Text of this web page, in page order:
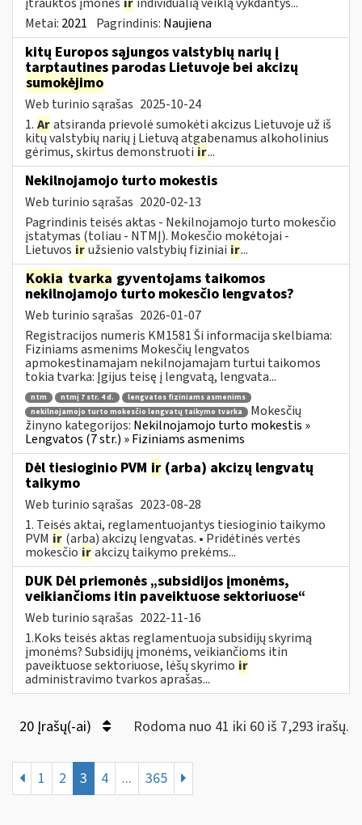
Metai: 2021 Pagrindinis: Naujiena
kitų Europos sąjungos valstybių narių į
tarptautines parodas Lietuvoje bei akcizų
sumokėjimo
Web turinio sąrašas 2025-10-24
1. Aratsiranda prievolė sumokėti akcizus Lietuvoje už iš
kitų valstybių narių į Lietuvą atgabenamus alkoholinius
gėrimus, skirtus demonstruoti ir...
Nekilnojamojo turto mokestis
Web turinio sąrašas 2020-02-13
Pagrindinis teisės aktas - Nekilnojamojo turto mokesčio
įstatymas (toliau - NTMĮ). Mokesčio mokėtojai -
Lietuvos iružsienio valstybių fiziniai ir...
Kokia tvarka gyventojams taikomos
nekilnojamojo turto mokesčio lengvatos?
Web turinio sąrašas 2026-01-07
Registracijos numeris KM1581 Ši informacija skelbiama:
Fiziniams asmenims Mokesčių lengvatos
apmokestinamajam nekilnojamajam turtui taikomos
tokia tvarka: Įgijus teisę į lengvatą, lengvata...
ntm ntmį 7 str. 4 d.
lengvatos fiziniams asmenims
nekilnojamojo turto mokesčio lengvatų taikymo tvarka
Mokesčių
žinyno kategorijos: Nekilnojamojo turto mokestis »
Lengvatos (7 str.) » Fiziniams asmenims
Dėl tiesioginio PVM ir (arba) akcizų lengvatų
taikymo
Web turinio sąrašas 2023-08-28
1. Teisės aktai, reglamentuojantys tiesioginio taikymo
PVM ir (arba) akcizų lengvatas. • Pridėtinės vertės
mokesčio irakcizų taikymo prekėms...
DUK Dėl priemonės „subsidijos įmonėms,
veikiančioms itin paveiktuose sektoriuose“
Web turinio sąrašas 2022-11-16
1.Koks teisės aktas reglamentuoja subsidijų skyrimą
įmonėms? Subsidijų įmonėms, veikiančioms itin
paveiktuose sektoriuose, lėšų skyrimo ir
administravimo tvarkos aprašas...
20 Įrašų(-ai) Rodoma nuo 41 iki 60 iš 7,293 irašų.
1 2 3 4 ... 365